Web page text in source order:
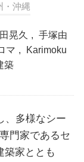
・沖縄
晃久 , 手塚由
マ ,
Karimoku
築
、多様なシー
門家であるセ
築家ととも